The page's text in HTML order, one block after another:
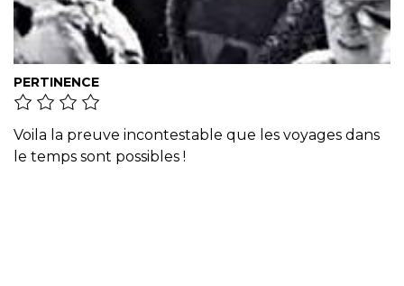
PERTINENCE
Voila la preuve incontestable que les voyages dans
le temps sont possibles !